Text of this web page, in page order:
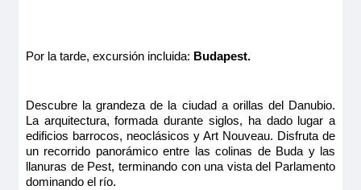
Por la tarde, excursión incluida: Budapest.
Descubre la grandeza de la ciudad a orillas del Danubio.
La arquitectura, formada durante siglos, ha dado lugar a
edificios barrocos, neoclásicos y Art Nouveau. Disfruta de
un recorrido panorámico entre las colinas de Buda y las
llanuras de Pest, terminando con una vista del Parlamento
dominando el río.